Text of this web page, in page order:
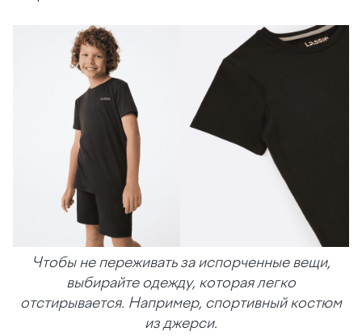
Чтобы не переживать за испорченные вещи,
выбирайте одежду, которая легко
отстирывается. Например, спортивный костюм
из джерси.